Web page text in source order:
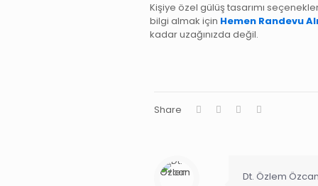
Kişiye özel gülüş tasarımı
bilgi almak için Hemen Randevu
kadar uzağınızda değil.
Share
Dt. Özlem